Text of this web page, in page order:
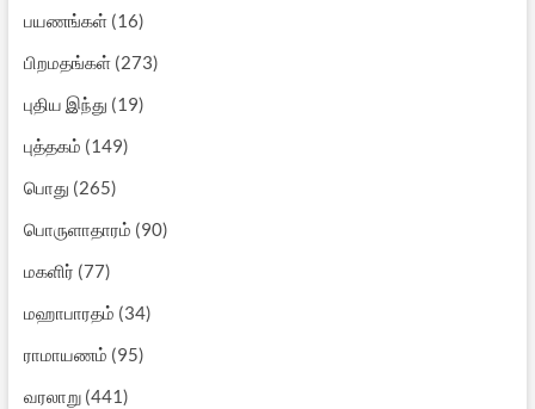
பயணங்கள்(16)
பிறமதங்கள்(273)
புதிய இந்து (19)
புத்தகம் (149)
பொது (265)
பொருளாதாரம் (90)
மகளிர் (77)
மஹாபாரதம் (34)
ராமாயணம் (95)
வரலாறு(441)